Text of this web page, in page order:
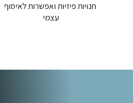
חנויות פיזיות ואפשרות לאיסוף
עצמי